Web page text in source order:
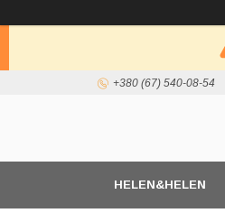
+380 (67) 540-08-54
HELEN&HELEN